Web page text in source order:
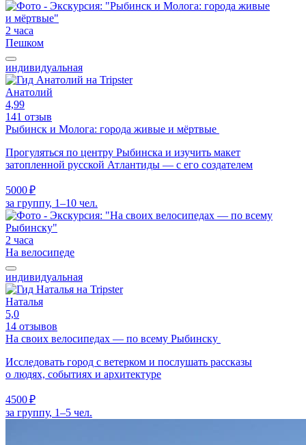
2 часа
Пешком
индивидуальная
Анатолий
4,99
141 отзыв
Рыбинск и Молога: города живые и мёртвые
Прогуляться по центру Рыбинска и изучить макет
затопленной русской Атлантиды — с его создателем
5000 ₽
за группу, 1–10 чел.
2 часа
На велосипеде
индивидуальная
Наталья
5,0
14 отзывов
На своих велосипедах — по всему Рыбинску
Исследовать город с ветерком и послушать рассказы
о людях, событиях и архитектуре
4500 ₽
за группу, 1–5 чел.